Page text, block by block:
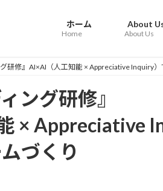
ホーム
Home
About
About Us
グ研修』AI×AI（人工知能 × Appreciative Inquiry
ング研修』
× Appreciative
づくり